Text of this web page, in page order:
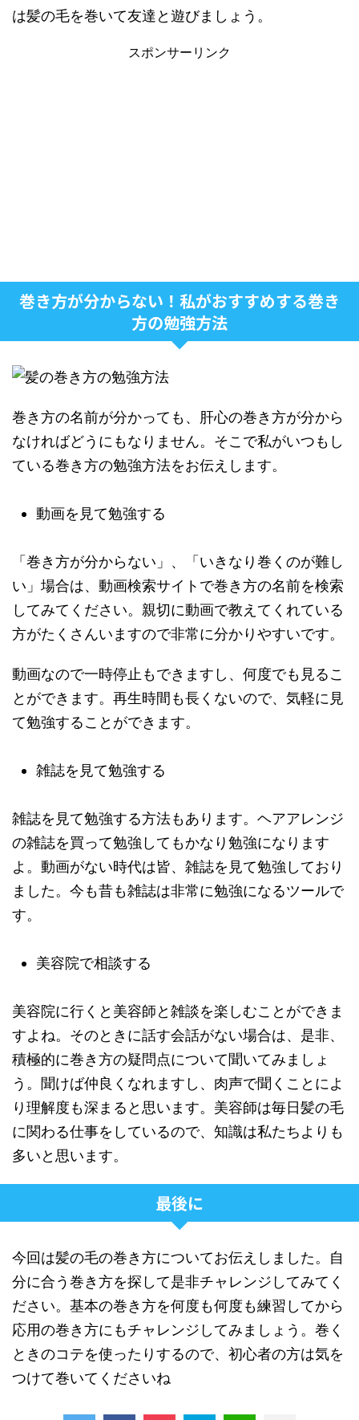
は髪の毛を巻いて友達と遊びましょう。
スポンサーリンク
巻き方が分からない！私がおすすめする巻き
方の勉強方法
巻き方の名前が分かっても、肝心の巻き方が分から
なければどうにもなりません。そこで私がいつもし
ている巻き方の勉強方法をお伝えします。
動画を見て勉強する
「巻き方が分からない」、「いきなり巻くのが難し
い」場合は、動画検索サイトで巻き方の名前を検索
してみてください。親切に動画で教えてくれている
方がたくさんいますので非常に分かりやすいです。
動画なので一時停止もできますし、何度でも見るこ
とができます。再生時間も長くないので、気軽に見
て勉強することができます。
雑誌を見て勉強する
雑誌を見て勉強する方法もあります。ヘアアレンジ
の雑誌を買って勉強してもかなり勉強になります
よ。動画がない時代は皆、雑誌を見て勉強しており
ました。今も昔も雑誌は非常に勉強になるツールで
す。
美容院で相談する
美容院に行くと美容師と雑談を楽しむことができま
すよね。そのときに話す会話がない場合は、是非、
積極的に巻き方の疑問点について聞いてみましょ
う。聞けば仲良くなれますし、肉声で聞くことによ
り理解度も深まると思います。美容師は毎日髪の毛
に関わる仕事をしているので、知識は私たちよりも
多いと思います。
最後に
今回は髪の毛の巻き方についてお伝えしました。自
分に合う巻き方を探して是非チャレンジしてみてく
ださい。基本の巻き方を何度も何度も練習してから
応用の巻き方にもチャレンジしてみましょう。巻く
ときのコテを使ったりするので、初心者の方は気を
つけて巻いてくださいね